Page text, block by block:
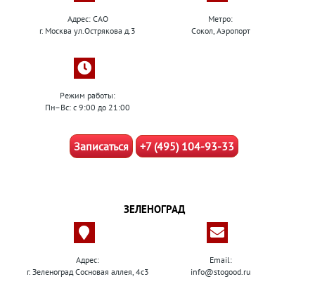
Адрес: САО
г. Москва ул.Острякова д.3
Метро:
Сокол, Аэропорт
Режим работы:
Пн–Вс: с 9:00 до 21:00
Записаться +7 (495) 104-93-33
ЗЕЛЕНОГРАД
Адрес:
г. Зеленоград Сосновая аллея, 4с3
Email:
info@stogood.ru